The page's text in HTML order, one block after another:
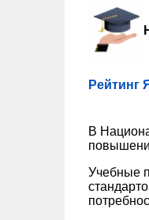
Рейтинг
В
Учебные